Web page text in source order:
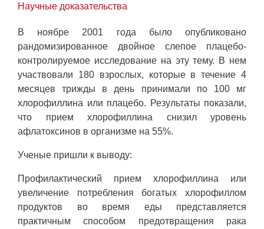
Научные доказательства
В ноябре 2001 года было опубликовано
рандомизированное двойное слепое плацебо-
контролируемое исследование на эту тему. В нем
участвовали 180 взрослых, которые в течение 4
месяцев трижды в день принимали по 100 мг
хлорофиллина или плацебо. Результаты показали,
что прием хлорофиллина снизил уровень
афлатоксинов в организме на 55%.
Ученые пришли к выводу:
Профилактический прием хлорофиллина или
увеличение потребления богатых хлорофиллом
продуктов во время еды представляется
практичным способом предотвращения рака